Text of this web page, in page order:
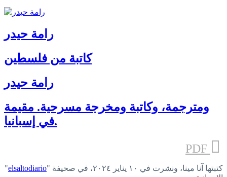
رامة حيدر
كاتبة من فلسطين
رامة حيدر
ومترجمة، وكاتبة ومخرجة مسرحية. مقيمة
في إسبانيا.
كتبتها آنا مينا، ونشرت في ١٠ يناير ٢٠٢٤، في صحيفة " elsaltodiario
"